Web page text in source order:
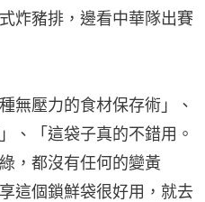
炸豬排，邊看中華隊出賽
無壓力的食材保存術」、
、「這袋子真的不錯用。
，都沒有任何的變黃
這個鎖鮮袋很好用，就去